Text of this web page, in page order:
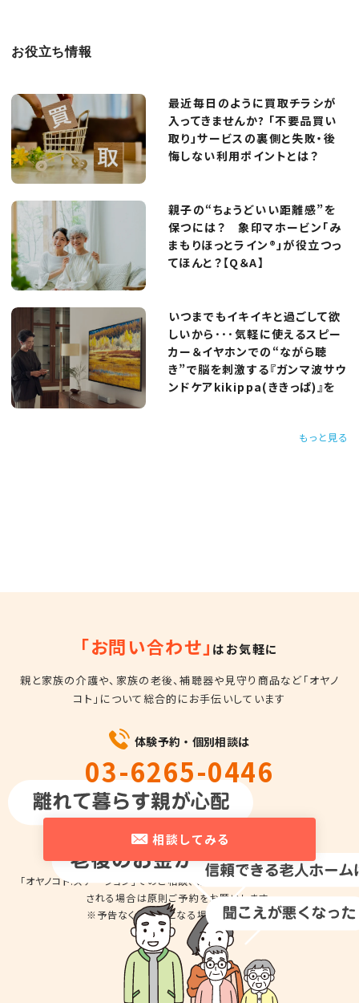
お役立ち情報
最近毎日のように買取チラシが
入ってきませんか? 「不要品買い
取り」サービスの裏側と失敗・後
悔しない利用ポイントとは？
親子の“ちょうどいい距離感”を
保つには？ 象印マホービン「み
まもりほっとライン®」が役立つっ
てほんと？【Q＆A】
いつまでもイキイキと過ごして欲
しいから･･･気軽に使えるスピー
カー＆イヤホンでの“ながら聴
き”で脳を刺激する『ガンマ波サウ
ンドケアkikippa(ききっぱ)』を
もっと見る
「お問い合わせ」 はお気軽に
親と家族の介護や、家族の老後、補聴器や見守り商品など「オヤノ
コト」について総合的にお手伝いしています
体験予約・個別相談は
03-6265-0446
平日10時～18時
相談してみる
「オヤノコト.ステーション」でのご相談、商品のお試しのため来店を希望
される場合は原則ご予約をお願いします。
※予告なくお休みとなる場合があります。